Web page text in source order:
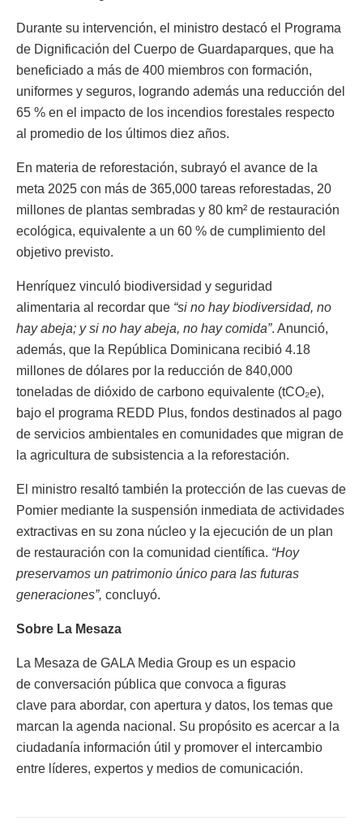
Durante su intervención, el ministro destacó el Programa
de Dignificación del Cuerpo de Guardaparques, que ha
beneficiado a más de 400 miembros con formación,
uniformes y seguros, logrando además una reducción del
65 % en el impacto de los incendios forestales respecto
al promedio de los últimos diez años.
En materia de reforestación, subrayó el avance de la
meta 2025 con más de 365,000 tareas reforestadas, 20
millones de plantas sembradas y 80 km² de restauración
ecológica, equivalente a un 60 % de cumplimiento del
objetivo previsto.
Henríquez vinculó biodiversidad y seguridad
alimentaria al recordar que “si no hay biodiversidad, no
hay abeja; y si no hay abeja, no hay comida”. Anunció,
además, que la República Dominicana recibió 4.18
millones de dólares por la reducción de 840,000
toneladas de dióxido de carbono equivalente (tCO₂e),
bajo el programa REDD Plus, fondos destinados al pago
de servicios ambientales en comunidades que migran de
la agricultura de subsistencia a la reforestación.
El ministro resaltó también la protección de las cuevas de
Pomier mediante la suspensión inmediata de actividades
extractivas en su zona núcleo y la ejecución de un plan
de restauración con la comunidad científica. “Hoy
preservamos un patrimonio único para las futuras
generaciones”, concluyó.
Sobre La Mesaza
La Mesaza de GALA Media Group es un espacio
de conversación pública que convoca a figuras
clave para abordar, con apertura y datos, los temas que
marcan la agenda nacional. Su propósito es acercar a la
ciudadanía información útil y promover el intercambio
entre líderes, expertos y medios de comunicación.